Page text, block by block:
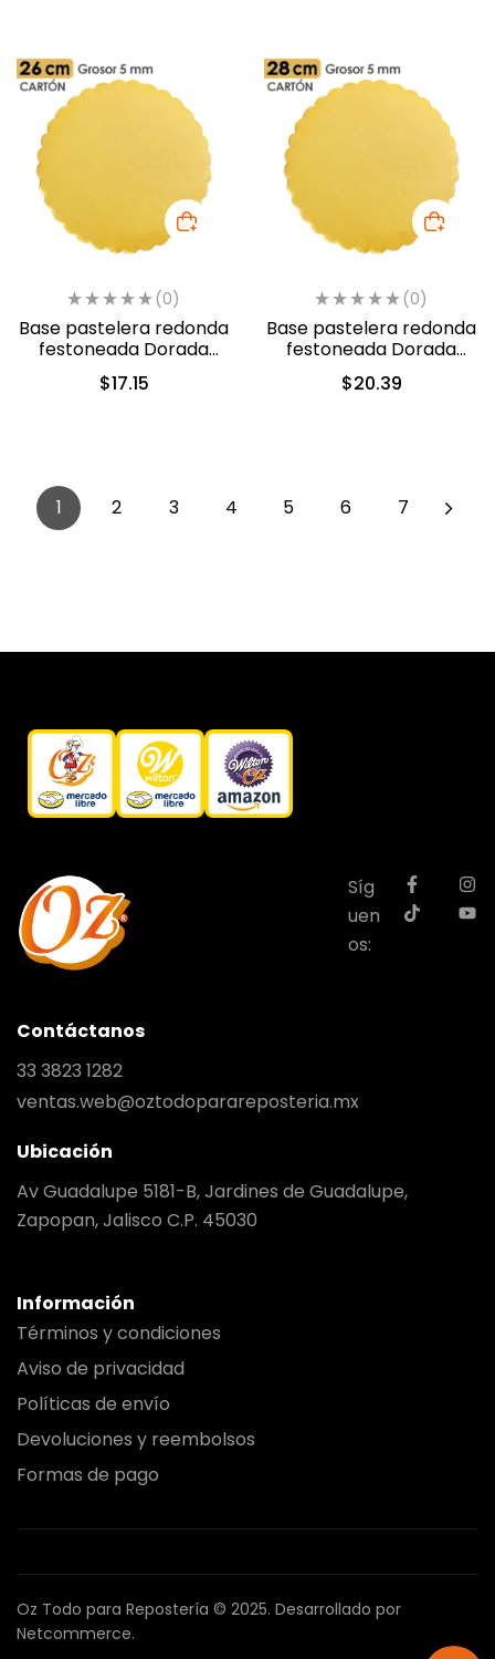
(0)
Base pastelera redonda
festoneada Dorada
26cm (460026)
$17.15
(0)
Base pastelera redonda
festoneada Dorada
28cm (460028)
$20.39
1 2 3 4 5 6 7
Síg
uen
os:
Contáctanos
33 3823 1282
ventas.web@oztodoparareposteria.mx
Ubicación
Av Guadalupe 5181-B, Jardines de Guadalupe,
Zapopan, Jalisco C.P. 45030
Información
Términos y condiciones
Aviso de privacidad
Políticas de envío
Devoluciones y reembolsos
Formas de pago
Oz Todo para Repostería © 2025. Desarrollado por
Netcommerce.